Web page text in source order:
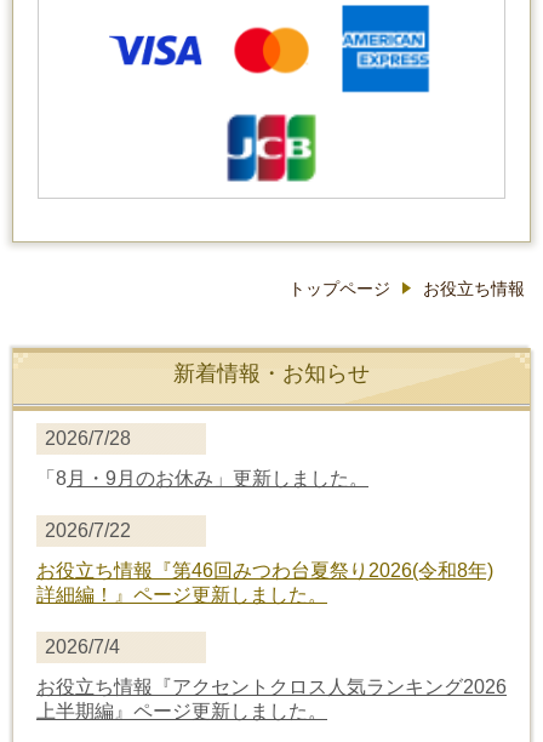
トップページ お役立ち情報
新着情報・お知らせ
2026/7/28
「8月・9月のお休み」更新しました。
2026/7/22
お役立ち情報
『第46回みつわ台夏祭り2026(令和8年)
詳細編！』 ページ更新しました。
2026/7/4
お役立ち情報
『アクセントクロス人気ランキング2026
上半期編』 ページ更新しました。